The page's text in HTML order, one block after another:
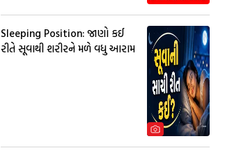
Sleeping Position: જાણો કઈ
રીતે સૂવાથી શરીરને મળે વધુ આરામ